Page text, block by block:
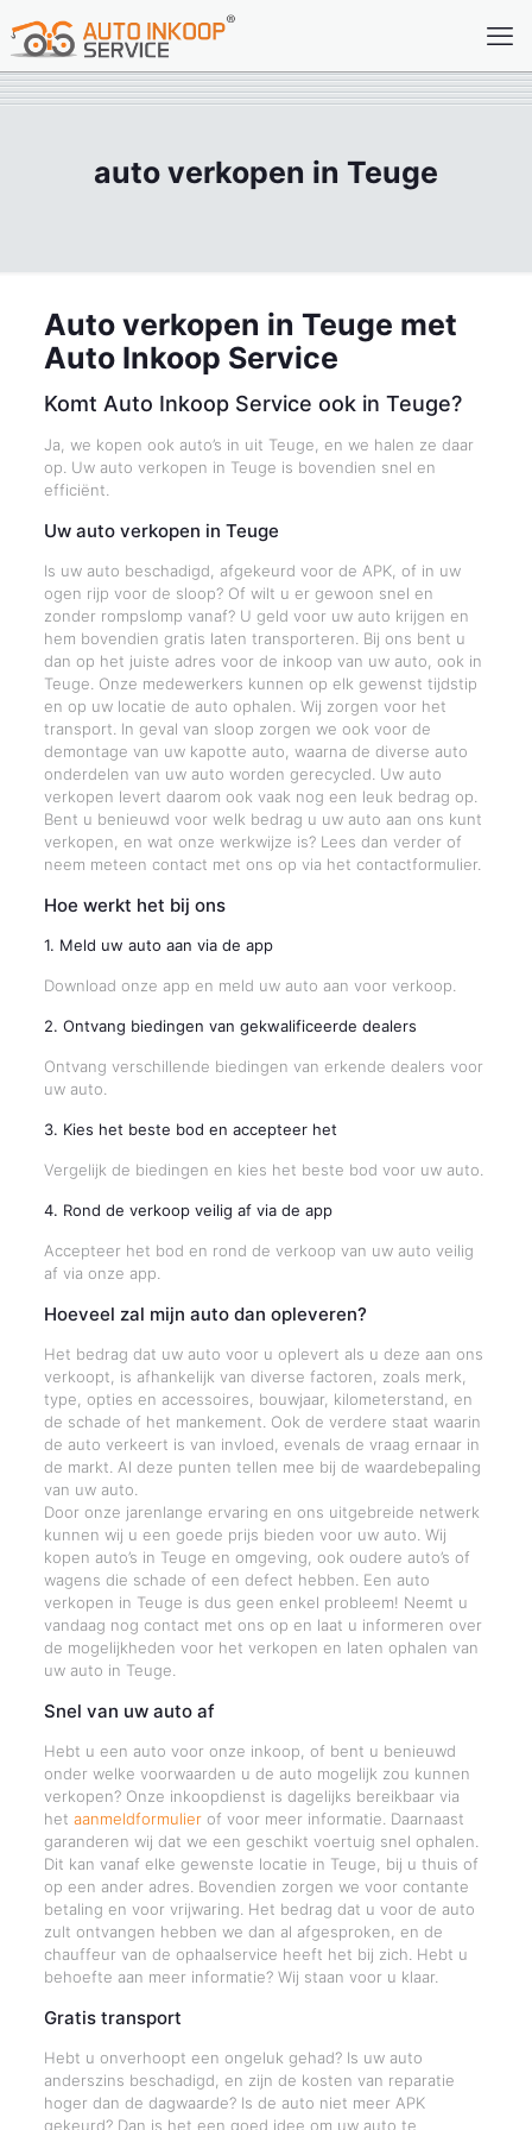
auto verkopen in Teuge
Auto verkopen in Teuge met
Auto Inkoop Service
Komt Auto Inkoop Service ook in Teuge?
Ja, we kopen ook auto’s in uit Teuge, en we halen ze daar
op. Uw auto verkopen in Teuge is bovendien snel en
efficiënt.
Uw auto verkopen in Teuge
Is uw auto beschadigd, afgekeurd voor de APK, of in uw
ogen rijp voor de sloop? Of wilt u er gewoon snel en
zonder rompslomp vanaf? U geld voor uw auto krijgen en
hem bovendien gratis laten transporteren. Bij ons bent u
dan op het juiste adres voor de inkoop van uw auto, ook in
Teuge. Onze medewerkers kunnen op elk gewenst tijdstip
en op uw locatie de auto ophalen. Wij zorgen voor het
transport. In geval van sloop zorgen we ook voor de
demontage van uw kapotte auto, waarna de diverse auto
onderdelen van uw auto worden gerecycled. Uw auto
verkopen levert daarom ook vaak nog een leuk bedrag op.
Bent u benieuwd voor welk bedrag u uw auto aan ons kunt
verkopen, en wat onze werkwijze is? Lees dan verder of
neem meteen contact met ons op via het contactformulier.
Hoe werkt het bij ons
1. Meld uw auto aan via de app
Download onze app en meld uw auto aan voor verkoop.
2. Ontvang biedingen van gekwalificeerde dealers
Ontvang verschillende biedingen van erkende dealers voor
uw auto.
3. Kies het beste bod en accepteer het
Vergelijk de biedingen en kies het beste bod voor uw auto.
4. Rond de verkoop veilig af via de app
Accepteer het bod en rond de verkoop van uw auto veilig
af via onze app.
Hoeveel zal mijn auto dan opleveren?
Het bedrag dat uw auto voor u oplevert als u deze aan ons
verkoopt, is afhankelijk van diverse factoren, zoals merk,
type, opties en accessoires, bouwjaar, kilometerstand, en
de schade of het mankement. Ook de verdere staat waarin
de auto verkeert is van invloed, evenals de vraag ernaar in
de markt. Al deze punten tellen mee bij de waardebepaling
van uw auto.
Door onze jarenlange ervaring en ons uitgebreide netwerk
kunnen wij u een goede prijs bieden voor uw auto. Wij
kopen auto’s in Teuge en omgeving, ook oudere auto’s of
wagens die schade of een defect hebben. Een auto
verkopen in Teuge is dus geen enkel probleem! Neemt u
vandaag nog contact met ons op en laat u informeren over
de mogelijkheden voor het verkopen en laten ophalen van
uw auto in Teuge.
Snel van uw auto af
Hebt u een auto voor onze inkoop, of bent u benieuwd
onder welke voorwaarden u de auto mogelijk zou kunnen
verkopen? Onze inkoopdienst is dagelijks bereikbaar via
het aanmeldformulierof voor meer informatie. Daarnaast
garanderen wij dat we een geschikt voertuig snel ophalen.
Dit kan vanaf elke gewenste locatie in Teuge, bij u thuis of
op een ander adres. Bovendien zorgen we voor contante
betaling en voor vrijwaring. Het bedrag dat u voor de auto
zult ontvangen hebben we dan al afgesproken, en de
chauffeur van de ophaalservice heeft het bij zich. Hebt u
behoefte aan meer informatie? Wij staan voor u klaar.
Gratis transport
Hebt u onverhoopt een ongeluk gehad? Is uw auto
anderszins beschadigd, en zijn de kosten van reparatie
hoger dan de dagwaarde? Is de auto niet meer APK
gekeurd? Dan is het een goed idee om uw auto te